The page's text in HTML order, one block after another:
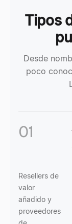
Tipos
Desde
poco
01
Resellers de
valor
añadido y
proveedores